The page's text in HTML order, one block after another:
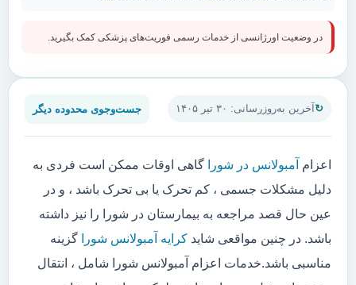
آخرین به‌روزرسانی: ۳۰ تیر ۱۴۰۵ جست‌وجوی محدوده دیگر
اعزام آمبولانس در شورا
گاهی اوقات ممکن است فردی به
دلیل مشکلات جسمی ، کم تحرک یا بی تحرک باشد ، و در
عین حال قصد مراجعه به بیمارستان در شورا را نیز داشته
باشد. در چنین مواقعی شاید کرایه آمبولانس شورا
گزینه
مناسبی باشد.خدمات اعزام آمبولانس شورا شامل ، انتقال
در وضعیت اورژانسی از خدمات رسمی فوریت‌های پزشکی کمک بگیرید.